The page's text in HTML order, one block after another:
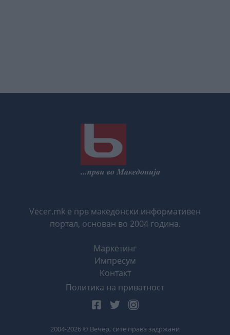
Vecer.mk е прв македонски информативен
портал, основан во 2004 година.
Маркетинг
Импресум
Контакт
Политика на приватност
2004-2026 © Вечер, сите права задржани